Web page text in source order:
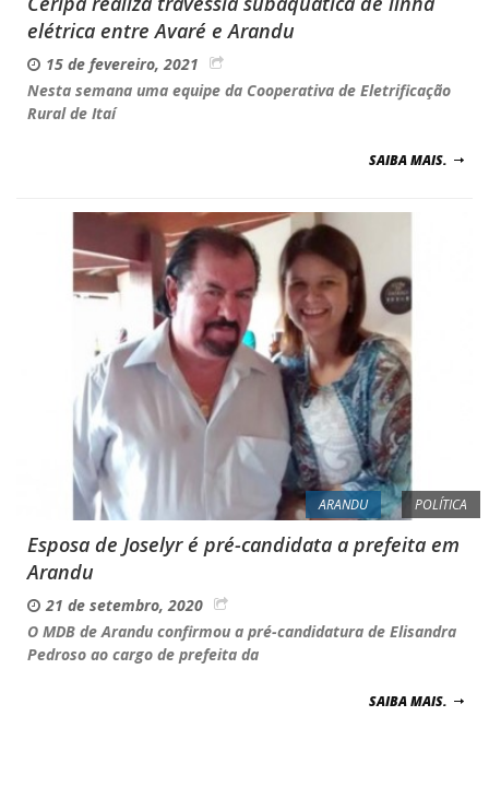
elétrica entre Avaré e Arandu
15 de fevereiro, 2021
Nesta semana uma equipe da Cooperativa de Eletrificação
Rural de Itaí
SAIBA MAIS.
ARANDU POLÍTICA
Esposa de Joselyr é pré-candidata a prefeita em
Arandu
21 de setembro, 2020
O MDB de Arandu confirmou a pré-candidatura de Elisandra
Pedroso ao cargo de prefeita da
SAIBA MAIS.